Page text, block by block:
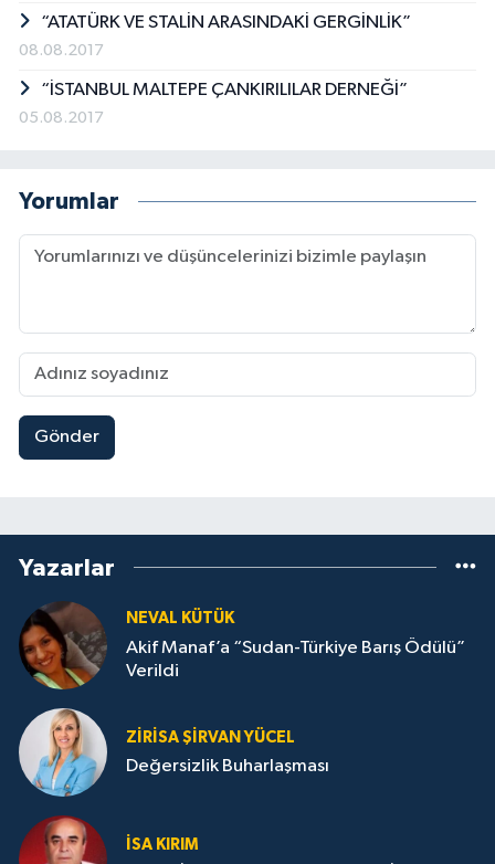
“ATATÜRK VE STALİN ARASINDAKİ GERGİNLİK”
08.08.2017
“İSTANBUL MALTEPE ÇANKIRILILAR DERNEĞİ”
05.08.2017
Yorumlar
Gönder
Yazarlar
NEVAL KÜTÜK
Akif Manaf’a “Sudan-Türkiye Barış Ödülü”
Verildi
ZIRISA ŞIRVAN YÜCEL
Değersizlik Buharlaşması
İSA KIRIM